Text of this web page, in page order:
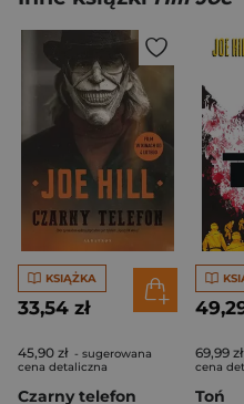
KSIĄŻKA
33,54 zł
45,90 zł - sugerowana
cena detaliczna
Czarny telefon
69,99 zł
cena
Toń